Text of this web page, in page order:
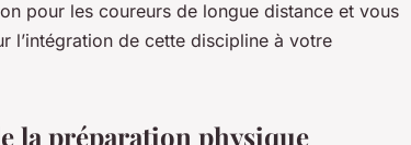
pour les coureurs de longue distance et vous
l’intégration de cette discipline à votre
la préparation physique